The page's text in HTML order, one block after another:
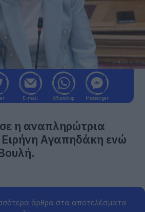
E-mail WhatsApp Messenger
η αναπληρώτρια
Ειρήνη Αγαπηδάκη ενώ
άρθρα στα αποτελέσματα